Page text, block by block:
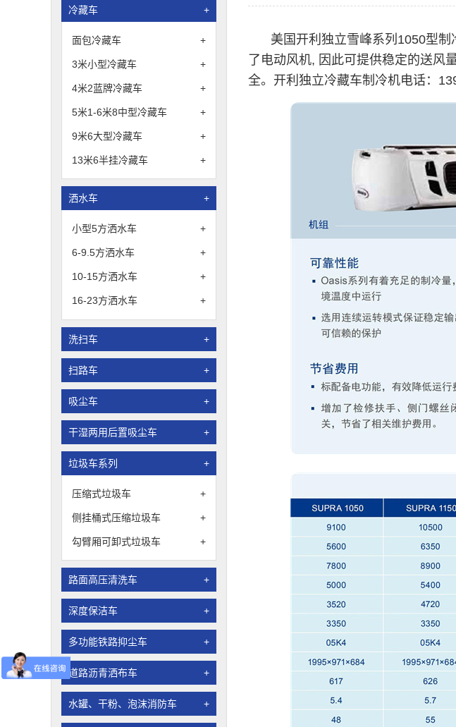
冷藏车 +
面包冷藏车 +
3米小型冷藏车 +
4米2蓝牌冷藏车 +
5米1-6米8中型冷藏车 +
9米6大型冷藏车 +
13米6半挂冷藏车 +
洒水车 +
小型5方洒水车 +
6-9.5方洒水车 +
10-15方洒水车 +
16-23方洒水车 +
洗扫车 +
扫路车 +
吸尘车 +
干湿两用后置吸尘车 +
垃圾车系列 +
压缩式垃圾车 +
侧挂桶式压缩垃圾车 +
勾臂厢可卸式垃圾车 +
路面高压清洗车 +
深度保洁车 +
多功能铁路抑尘车 +
道路沥青洒布车 +
水罐、干粉、泡沫消防车 +
美国开利独立雪峰系列1050型
了电动风机, 因此可提供稳定的送风
全。开利独立冷藏车制冷机电话：